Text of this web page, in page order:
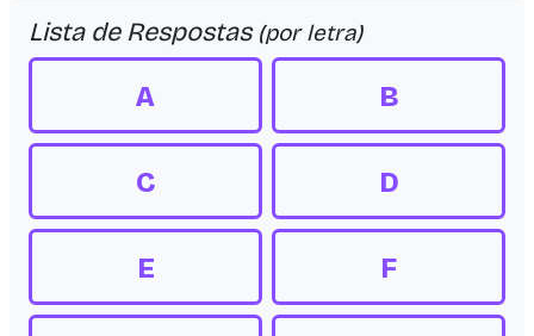
Lista de Respostas (por letra)
A B
C D
E F